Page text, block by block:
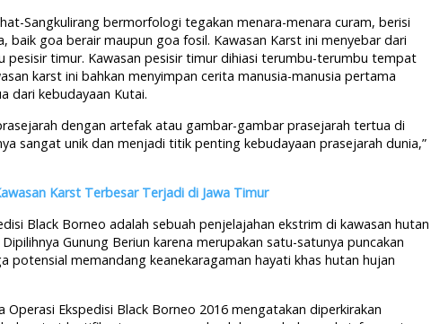
Sangkulirang bermorfologi tegakan menara-menara curam, berisi
baik goa berair maupun goa fosil. Kawasan Karst ini menyebar dari
pesisir timur. Kawasan pesisir timur dihiasi terumbu-terumbu tempat
karst ini bahkan menyimpan cerita manusia-manusia pertama
dari kebudayaan Kutai.
dengan artefak atau gambar-gambar prasejarah tertua di
sangat unik dan menjadi titik penting kebudayaan prasejarah dunia,”
Karst Terbesar Terjadi di Jawa Timur
Black Borneo adalah sebuah penjelajahan ekstrim di kawasan hutan
Gunung Beriun karena merupakan satu-satunya puncakan
potensial memandang keanekaragaman hayati khas hutan hujan
Operasi Ekspedisi Black Borneo 2016 mengatakan diperkirakan